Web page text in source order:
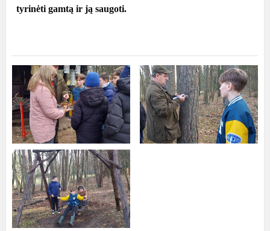
tyrinėti gamtą ir ją saugoti.